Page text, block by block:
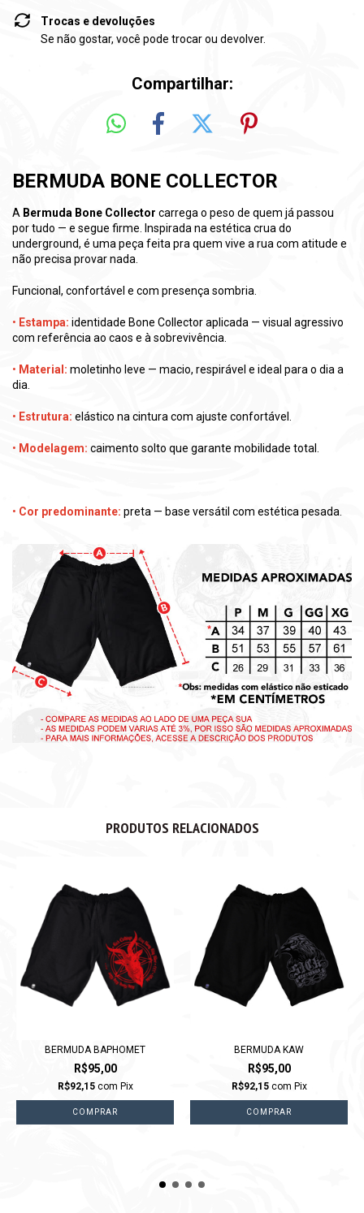
Trocas e devoluções
Se não gostar, você pode trocar ou devolver.
Compartilhar:
BERMUDA BONE COLLECTOR
A Bermuda Bone Collector carrega o peso de quem já passou
por tudo — e segue firme. Inspirada na estética crua do
underground, é uma peça feita pra quem vive a rua com atitude e
não precisa provar nada.
Funcional, confortável e com presença sombria.
• Estampa: identidade Bone Collector aplicada — visual agressivo
com referência ao caos e à sobrevivência.
• Material: moletinho leve — macio, respirável e ideal para o dia a
dia.
• Estrutura: elástico na cintura com ajuste confortável.
• Modelagem: caimento solto que garante mobilidade total.
• Cor predominante: preta — base versátil com estética pesada.
PRODUTOS RELACIONADOS
BERMUDA BAPHOMET
R$95,00
R$92,15 com Pix
COMPRAR
BERMUDA KAW
R$95,00
R$92,15 com Pix
COMPRAR